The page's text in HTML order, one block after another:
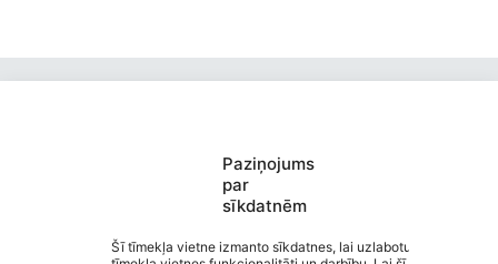
Paziņojums
par
sīkdatnēm
Šī tīmekļa vietne izmanto sīkdatnes, lai uzlabotu
Valmieras Pārgaujas sākumskola